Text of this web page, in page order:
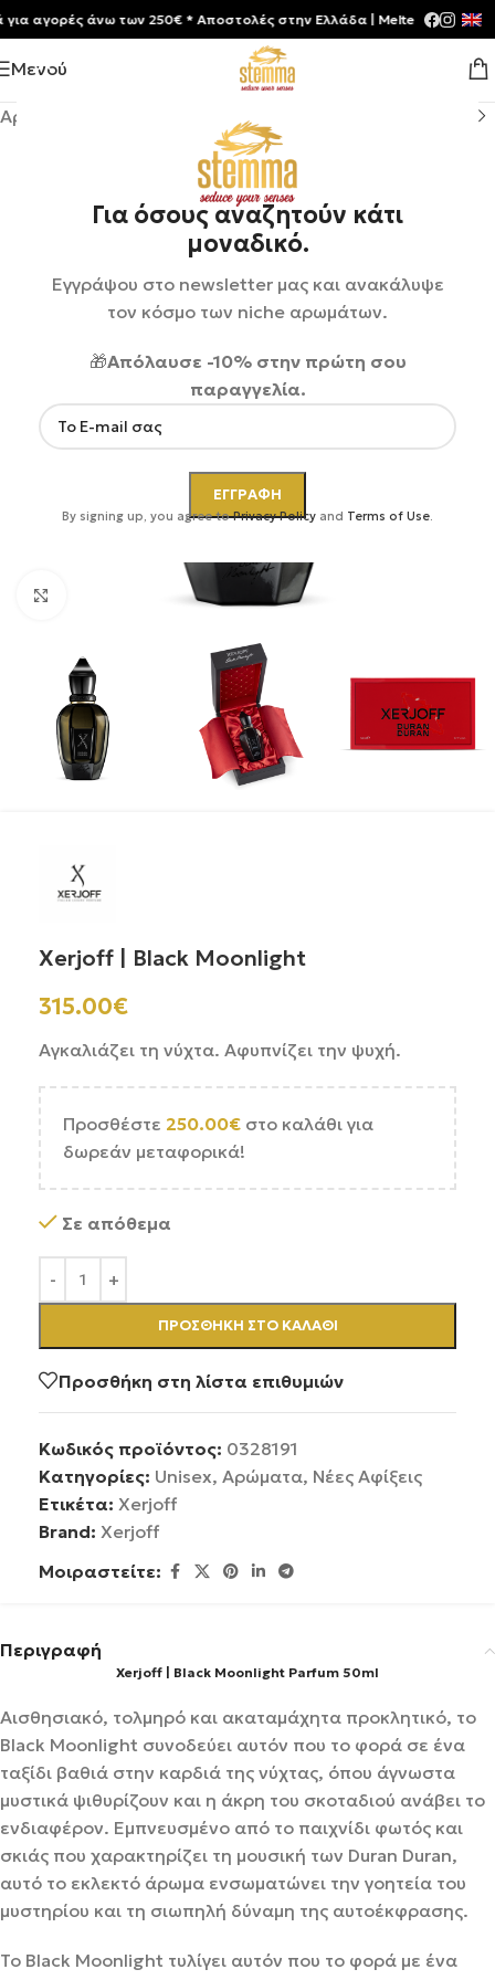
Για όσους αναζητούν κάτι
μοναδικό.
Εγγράψου στο newsletter μας και ανακάλυψε
τον κόσμο των niche αρωμάτων.
🎁Απόλαυσε -10% στην πρώτη σου
παραγγελία.
By signing up, you agree toPrivacy Policy and Terms of Use.
Μενού
Αρχική σελίδα Αρώματα
Κάντε κλικ για μεγέθυνση
Xerjoff | Black Moonlight
315.00€
Αγκαλιάζει τη νύχτα. Αφυπνίζει την ψυχή.
Προσθέστε 250.00€ στο καλάθι για
δωρεάν μεταφορικά!
Σε απόθεμα
ΠΡΟΣΘΉΚΗ ΣΤΟ ΚΑΛΆΘΙ
Προσθήκη στη λίστα επιθυμιών
Κωδικός προϊόντος: 0328191
Κατηγορίες: Unisex, Αρώματα, Νέες Αφίξεις
Ετικέτα: Xerjoff
Brand: Xerjoff
Μοιραστείτε:
Περιγραφή
Xerjoff | Black Moonlight Parfum 50ml
Αισθησιακό, τολμηρό και ακαταμάχητα προκλητικό, το
Black Moonlight συνοδεύει αυτόν που το φορά σε ένα
ταξίδι βαθιά στην καρδιά της νύχτας, όπου άγνωστα
μυστικά ψιθυρίζουν και η άκρη του σκοταδιού ανάβει το
ενδιαφέρον. Εμπνευσμένο από το παιχνίδι φωτός και
σκιάς που χαρακτηρίζει τη μουσική των Duran Duran,
αυτό το εκλεκτό άρωμα ενσωματώνει την γοητεία του
μυστηρίου και τη σιωπηλή δύναμη της αυτοέκφρασης.
Το Black Moonlight τυλίγει αυτόν που το φορά με ένα
αγορές άνω των 250€ * Aποστολές στην Ελλάδα | Meltemia Exclusive